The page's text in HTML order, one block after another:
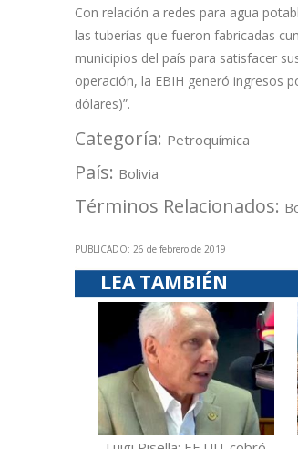
Con relación a redes para agua
las tuberías que fueron fabricadas
municipios del país para satisfacer
operación, la EBIH generó ingresos
dólares)”.
Categoría: Petroquímica
País: Bolivia
Términos Relacionados:
PUBLICADO: 26 de febrero de 2019
LEA TAMBIÉN